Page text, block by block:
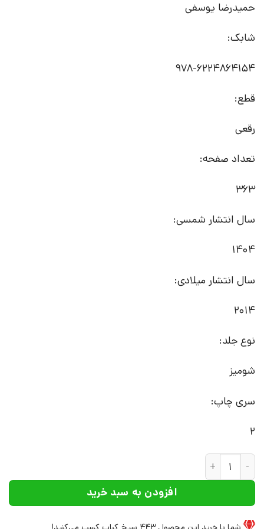
حمیدرضا یوسفی
شابک:
قطع:
رقعی
تعداد صفحه:
363
سال انتشار شمسی:
1404
سال انتشار میلادی:
2014
نوع جلد:
شومیز
سری چاپ:
2
کتاب دولت، قدرت، سوسیالیسم | انتشارات نشر چرخ عدد
افزودن به سبد خرید